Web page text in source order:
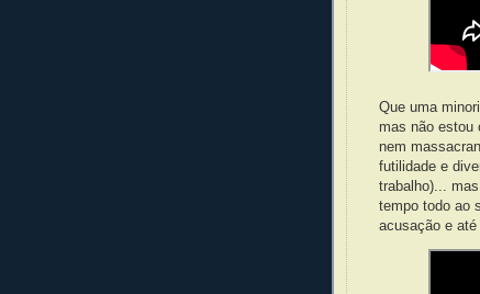
Que uma
mas não estou
nem
futilidade e
trabalho)...
tempo todo ao
acusação e